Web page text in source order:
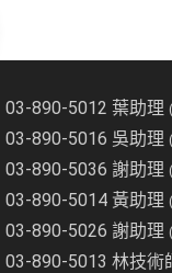
03-890-5012 葉助理
03-890-5016 吳助理
03-890-5036 謝助理
03-890-5014 黃助理
03-890-5026 謝助理
03-890-5013 林技術